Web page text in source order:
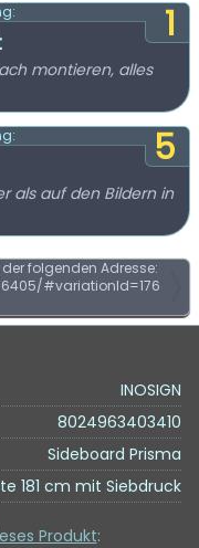
1
montieren, alles
5
als auf den Bildern in
folgenden Adresse:
#variationId=176
INOSIGN
8024963403410
Sideboard Prisma
181 cm mit Siebdruck
Produkt: